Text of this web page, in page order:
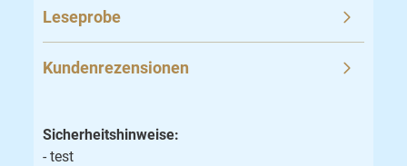
Leseprobe
Kundenrezensionen
Sicherheitshinweise:
- test